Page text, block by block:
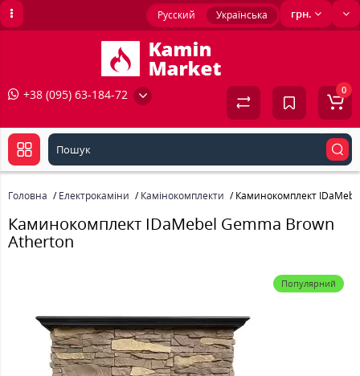
грн.
Русский Українська
+38 (095) 63-184-72 0
Головна Електрокаміни Камінокомплекти Каминокомплект
Каминокомплект IDaMebel Gemma Brown
Atherton
Популярний